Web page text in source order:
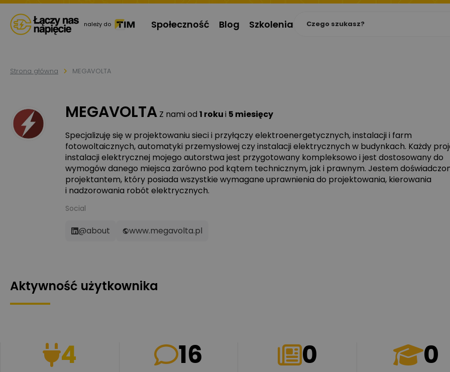
należy do Społeczność Blog Szkolenia
Strona główna MEGAVOLTA
MEGAVOLTA Z nami od 1 rokui 5 miesięcy
Specjalizuję się w projektowaniu sieci i przyłączy elektroenergetycznych, instalacji i farm
fotowoltaicznych, automatyki przemysłowej czy instalacji elektrycznych w budynkach. Każdy
instalacji elektrycznej mojego autorstwa jest przygotowany kompleksowo i jest dostosowany do
wymogów danego miejsca zarówno pod kątem technicznym, jak i prawnym. Jestem
projektantem, który posiada wszystkie wymagane uprawnienia do projektowania, kierowania
i nadzorowania robót elektrycznych.
Social
@about www.megavolta.pl
Aktywność użytkownika
4 16 0 0